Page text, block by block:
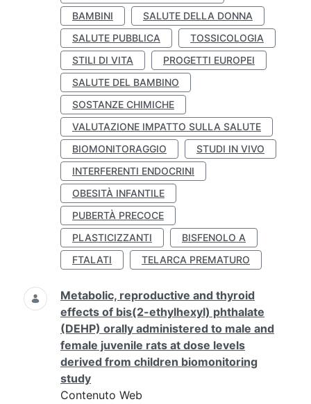
BAMBINI
SALUTE DELLA DONNA
SALUTE PUBBLICA
TOSSICOLOGIA
STILI DI VITA
PROGETTI EUROPEI
SALUTE DEL BAMBINO
SOSTANZE CHIMICHE
VALUTAZIONE IMPATTO SULLA SALUTE
BIOMONITORAGGIO
STUDI IN VIVO
INTERFERENTI ENDOCRINI
OBESITÀ INFANTILE
PUBERTÀ PRECOCE
PLASTICIZZANTI
BISFENOLO A
FTALATI
TELARCA PREMATURO
Metabolic, reproductive and thyroid
effects of bis(2-ethylhexyl) phthalate
(DEHP) orally administered to male and
female juvenile rats at dose levels
derived from children biomonitoring
study
Contenuto Web